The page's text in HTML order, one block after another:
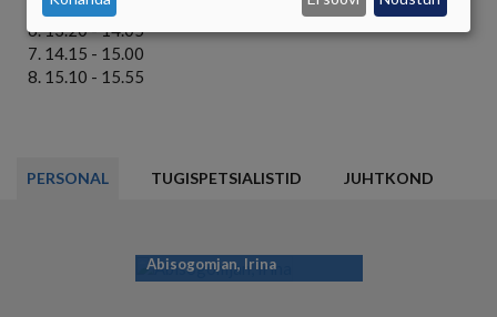
12.10 - 12.55
13.20 - 14.05
14.15 - 15.00
15.10 - 15.55
PERSONAL TUGISPETSIALISTID JUHTKOND
Abisogomjan, Irina
KÜPSISTE
KASUTAMINE